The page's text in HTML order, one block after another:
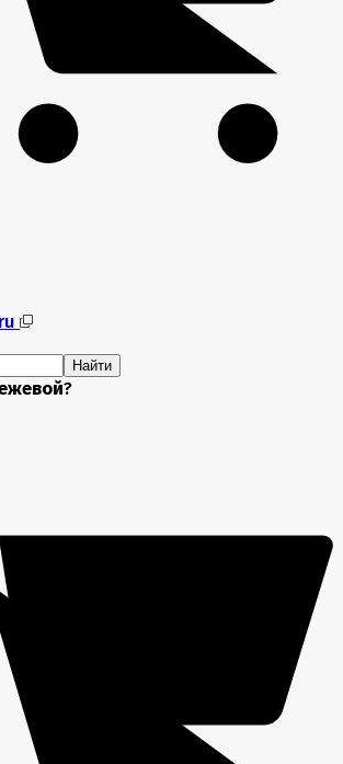
Найти
?